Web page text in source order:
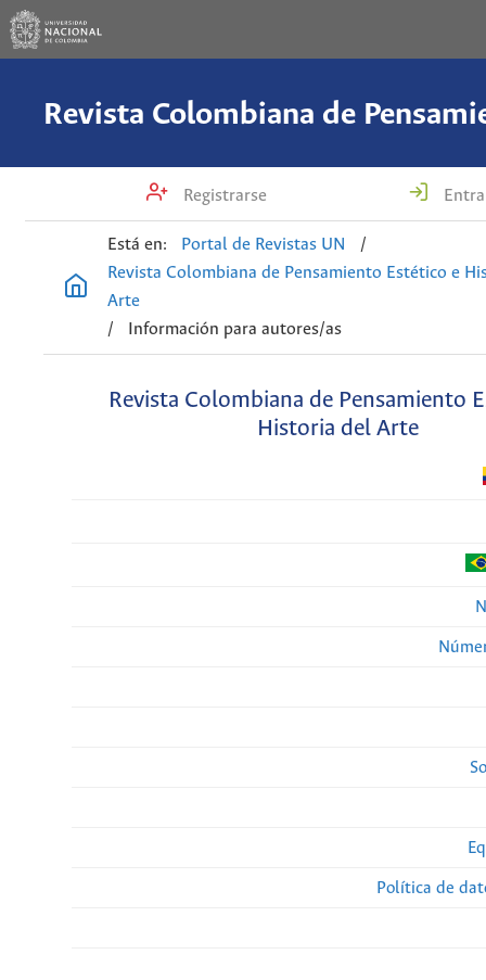
Registrarse
Está en: Portal de Revistas UN
/
Revista Colombiana de Pensamiento Estético e
Arte
/
Información para autores/as
Revista Colombiana de Pensamiento
Historia del Arte
Política de